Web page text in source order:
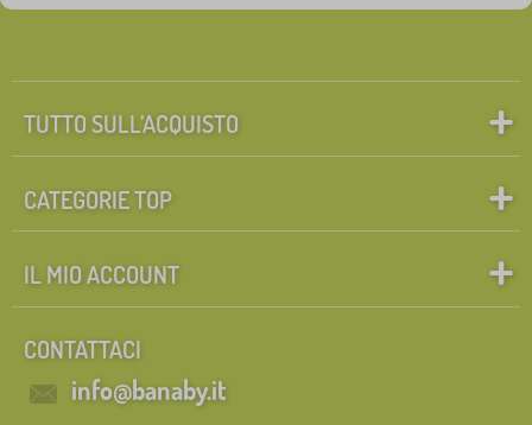
TUTTO SULL’ACQUISTO
CATEGORIE TOP
IL MIO ACCOUNT
CONTATTACI
info@banaby.it